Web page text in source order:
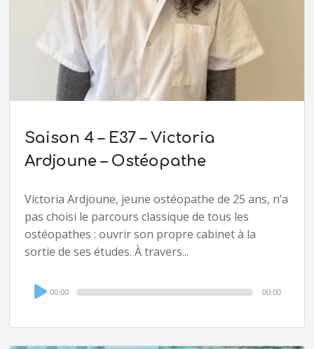
Saison 4 – E37 – Victoria
Ardjoune – Ostéopathe
Victoria Ardjoune, jeune ostéopathe de 25 ans, n’a
pas choisi le parcours classique de tous les
ostéopathes : ouvrir son propre cabinet à la
sortie de ses études. À travers...
Audio
Player
00:00 00:00